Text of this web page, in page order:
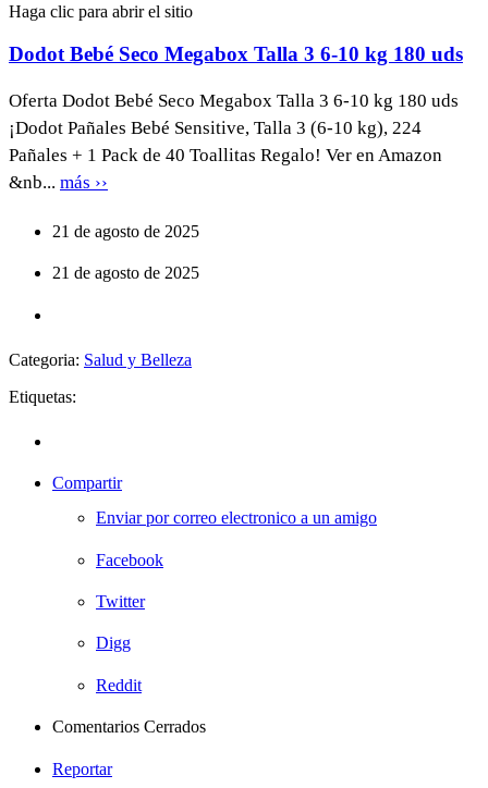
Haga clic para abrir el sitio
Dodot Bebé Seco Megabox Talla 3 6-10 kg 180 uds
Oferta Dodot Bebé Seco Megabox Talla 3 6-10 kg 180 uds
¡Dodot Pañales Bebé Sensitive, Talla 3 (6-10 kg), 224
Pañales + 1 Pack de 40 Toallitas Regalo! Ver en Amazon
&nb... más ››
21 de agosto de 2025
21 de agosto de 2025
Categoria: Salud y Belleza
Etiquetas:
Compartir
Enviar por correo electronico a un amigo
Facebook
Twitter
Digg
Reddit
Comentarios Cerrados
Reportar